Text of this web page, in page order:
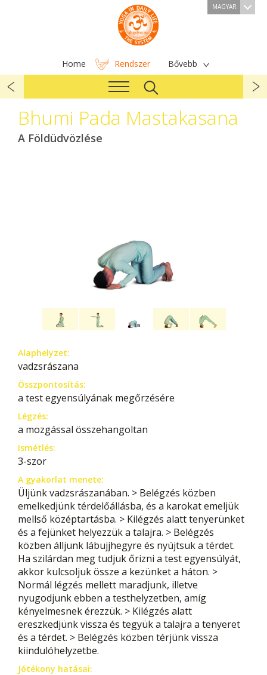
MAGYAR
Home Rendszer Bővebb
Bhumi Pada Mastakasana
A Földüdvözlése
Alaphelyzet:
vadzsrászana
Összpontosítás:
a test egyensúlyának megőrzésére
Légzés:
a mozgással összehangoltan
Ismétlés:
3-szor
A gyakorlat menete:
Üljünk vadzsrászanában. > Belégzés közben
emelkedjünk térdelőállásba, és a karokat emeljük
mellső középtartásba. > Kilégzés alatt tenyerünket
és a fejünket helyezzük a talajra. > Belégzés
közben álljunk lábujjhegyre és nyújtsuk a térdet.
Ha szilárdan meg tudjuk őrizni a test egyensúlyát,
akkor kulcsoljuk össze a kezünket a háton. >
Normál légzés mellett maradjunk, illetve
nyugodjunk ebben a testhelyzetben, amíg
kényelmesnek érezzük. > Kilégzés alatt
ereszkedjünk vissza és tegyük a talajra a tenyeret
és a térdet. > Belégzés közben térjünk vissza
kiindulóhelyzetbe.
Jótékony hatásai: